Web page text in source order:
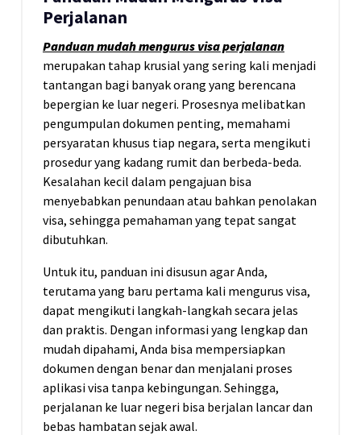
Perjalanan
Panduan mudah mengurus visa perjalanan
merupakan tahap krusial yang sering kali menjadi
tantangan bagi banyak orang yang berencana
bepergian ke luar negeri. Prosesnya melibatkan
pengumpulan dokumen penting, memahami
persyaratan khusus tiap negara, serta mengikuti
prosedur yang kadang rumit dan berbeda-beda.
Kesalahan kecil dalam pengajuan bisa
menyebabkan penundaan atau bahkan penolakan
visa, sehingga pemahaman yang tepat sangat
dibutuhkan.
Untuk itu, panduan ini disusun agar Anda,
terutama yang baru pertama kali mengurus visa,
dapat mengikuti langkah-langkah secara jelas
dan praktis. Dengan informasi yang lengkap dan
mudah dipahami, Anda bisa mempersiapkan
dokumen dengan benar dan menjalani proses
aplikasi visa tanpa kebingungan. Sehingga,
perjalanan ke luar negeri bisa berjalan lancar dan
bebas hambatan sejak awal.